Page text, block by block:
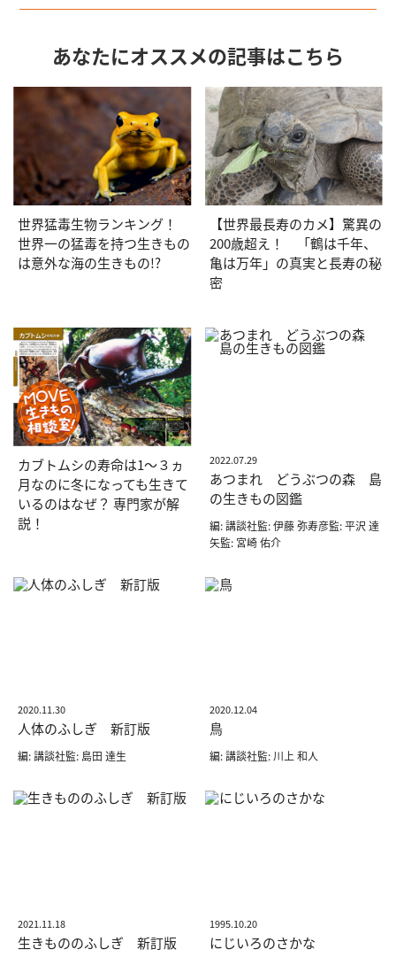
あなたにオススメの記事はこちら
世界猛毒生物ランキング！
世界一の猛毒を持つ生きもの
は意外な海の生きもの!?
【世界最長寿のカメ】驚異の
200歳超え！ 「鶴は千年、
亀は万年」の真実と長寿の秘
密
カブトムシの寿命は1〜３ヵ
月なのに冬になっても生きて
いるのはなぜ？ 専門家が解
説！
2022.07.29
あつまれ どうぶつの森 島
の生きもの図鑑
編: 講談社監: 伊藤 弥寿彦監: 平沢 達
矢監: 宮崎 佑介
2020.11.30
人体のふしぎ 新訂版
編: 講談社監: 島田 達生
2020.12.04
鳥
編: 講談社監: 川上 和人
2021.11.18
生きもののふしぎ 新訂版
1995.10.20
にじいろのさかな